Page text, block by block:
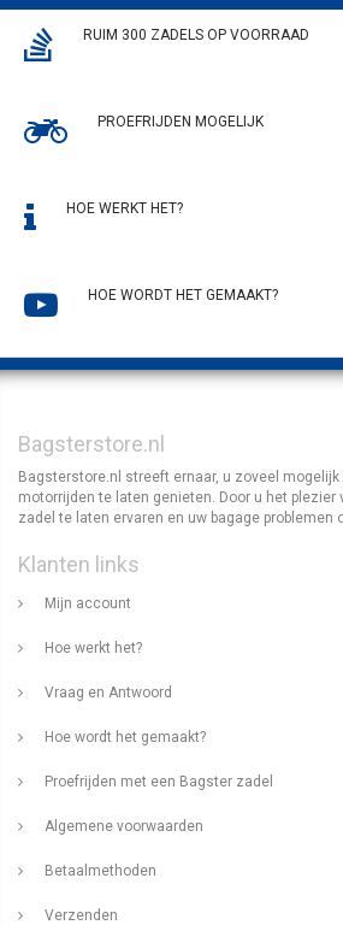
RUIM 300 ZADELS OP VOORRAAD
PROEFRIJDEN MOGELIJK
HOE WERKT HET?
HOE WORDT HET GEMAAKT?
Bagsterstore.nl
Bagsterstore.nl streeft ernaar, u zoveel mogelijk
motorrijden te laten genieten. Door u het plezier
zadel te laten ervaren en uw bagage problemen
Klanten links
Mijn account
Hoe werkt het?
Vraag en Antwoord
Hoe wordt het gemaakt?
Proefrijden met een Bagster zadel
Algemene voorwaarden
Betaalmethoden
Verzenden